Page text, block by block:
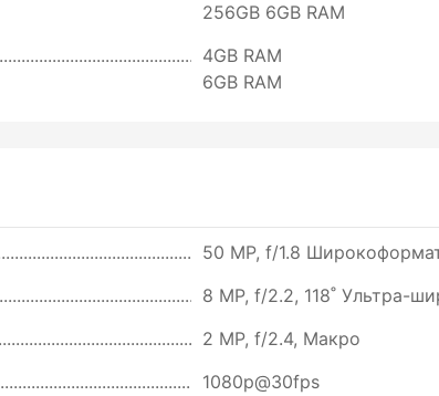
256GB 6GB RAM
4GB RAM
6GB RAM
50 MP, f/1.8
8 MP, f/2.2, 118˚ Ультра-
2 MP, f/2.4, Макро
1080p@30fps